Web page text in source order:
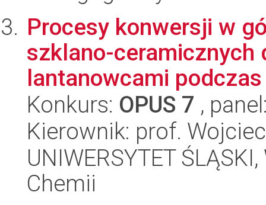
Procesy konwersji w
szklano-ceramicznych
lantanowcami
Konkurs: OPUS 7 ,
Kierownik: prof.
UNIWERSYTET
Chemii